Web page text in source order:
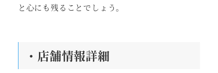
と心にも残ることでしょう。
・店舗情報詳細